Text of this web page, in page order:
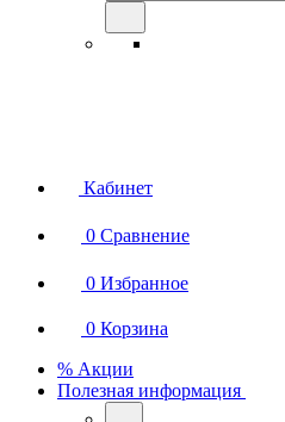
Кабинет
0 Сравнение
0 Избранное
0 Корзина
% Акции
Полезная информация